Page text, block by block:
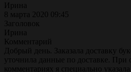
Ирина
8 марта 2020 09:45
Заголовок
Ирина
Комментарий
Добрый день. Заказала доставку
уточнила данные по доставке. При
комментариях я специально